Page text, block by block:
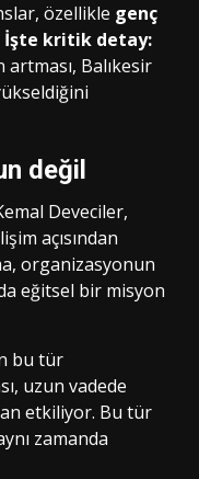
özellikle genç
İşte kritik detay:
Balıkesir
değil
Deveciler,
açısından
organizasyonun
eğitsel bir misyon
bu tür
uzun vadede
etkiliyor. Bu tür
zamanda